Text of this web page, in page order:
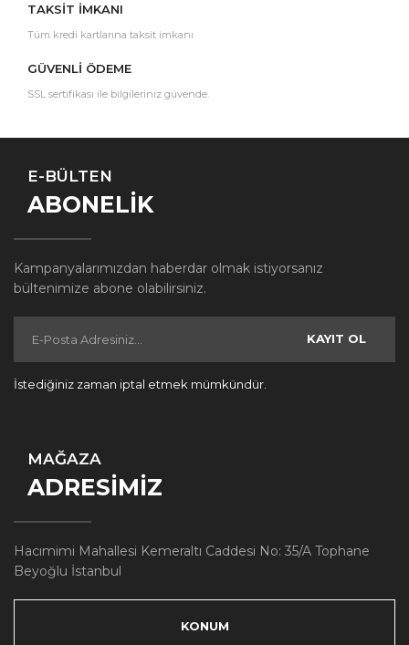
TAKSİT İMKANI
Tüm kredi kartlarına taksit imkanı
GÜVENLİ ÖDEME
SSL sertifikası ile bilgileriniz güvende.
E-BÜLTEN
ABONELİK
Kampanyalarımızdan haberdar olmak istiyorsanız
bültenimize abone olabilirsiniz.
KAYIT OL
İstediğiniz zaman iptal etmek mümkündür.
MAĞAZA
ADRESİMİZ
Hacımimi Mahallesi Kemeraltı Caddesi No: 35/A Tophane
Beyoğlu İstanbul
KONUM